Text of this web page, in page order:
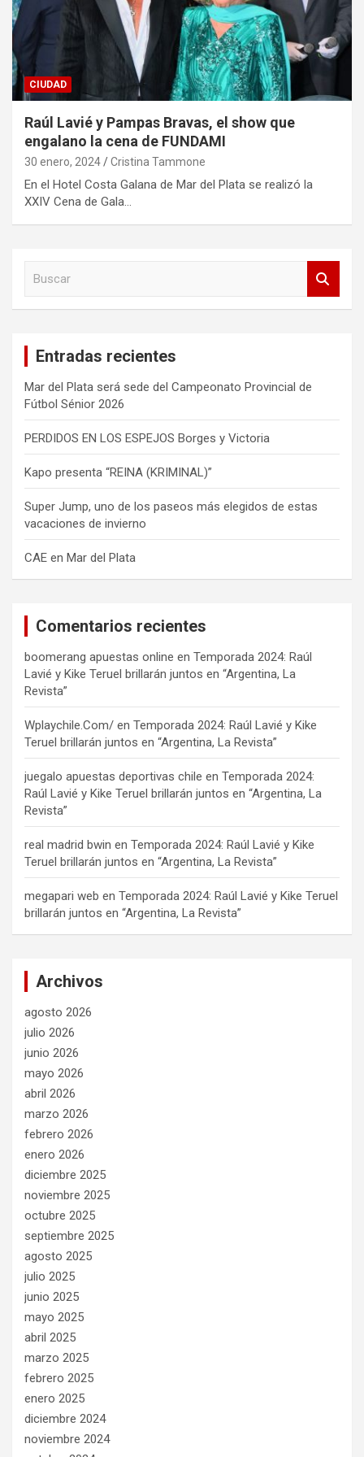
CIUDAD
Raúl Lavié y Pampas Bravas, el show que
engalano la cena de FUNDAMI
30 enero, 2024 Cristina Tammone
En el Hotel Costa Galana de Mar del Plata se realizó la
XXIV Cena de Gala…
Entradas recientes
Mar del Plata será sede del Campeonato Provincial de
Fútbol Sénior 2026
PERDIDOS EN LOS ESPEJOS Borges y Victoria
Kapo presenta “REINA (KRIMINAL)”
Super Jump, uno de los paseos más elegidos de estas
vacaciones de invierno
CAE en Mar del Plata
Comentarios recientes
boomerang apuestas online en Temporada 2024: Raúl
Lavié y Kike Teruel brillarán juntos en “Argentina, La
Revista”
Wplaychile.Com/ en Temporada 2024: Raúl Lavié y Kike
Teruel brillarán juntos en “Argentina, La Revista”
juegalo apuestas deportivas chile en Temporada 2024:
Raúl Lavié y Kike Teruel brillarán juntos en “Argentina, La
Revista”
real madrid bwin en Temporada 2024: Raúl Lavié y Kike
Teruel brillarán juntos en “Argentina, La Revista”
megapari web en Temporada 2024: Raúl Lavié y Kike Teruel
brillarán juntos en “Argentina, La Revista”
Archivos
agosto 2026
julio 2026
junio 2026
mayo 2026
abril 2026
marzo 2026
febrero 2026
enero 2026
diciembre 2025
noviembre 2025
octubre 2025
septiembre 2025
agosto 2025
julio 2025
junio 2025
mayo 2025
abril 2025
marzo 2025
febrero 2025
enero 2025
diciembre 2024
noviembre 2024